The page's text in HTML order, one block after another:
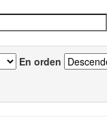
En orden